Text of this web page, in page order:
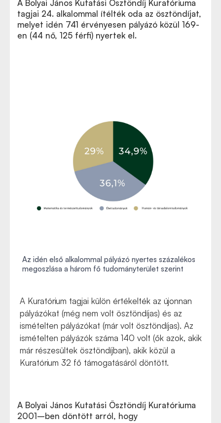
A Bolyai János Kutatási Ösztöndíj Kuratóriuma
tagjai 24. alkalommal ítélték oda az ösztöndíjat,
melyet idén 741 érvényesen pályázó közül 169-
en (44 nő, 125 férfi) nyertek el.
Az idén első alkalommal pályázó nyertes százalékos
megoszlása a három fő tudományterület szerint
A Kuratórium tagjai külön értékelték az újonnan
pályázókat (még nem volt ösztöndíjas) és az
ismételten pályázókat (már volt ösztöndíjas). Az
ismételten pályázók száma 140 volt (ők azok, akik
már részesültek ösztöndíjban), akik közül a
Kuratórium 32 fő támogatásáról döntött.
A Bolyai János Kutatási Ösztöndíj Kuratóriuma
2001–ben döntött arról, hogy